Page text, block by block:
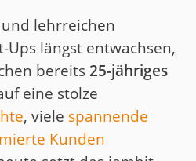
lehrreichen
Ups längst entwachsen,
bereits25-jähriges
eine stolze
, viele spannende
Kunden